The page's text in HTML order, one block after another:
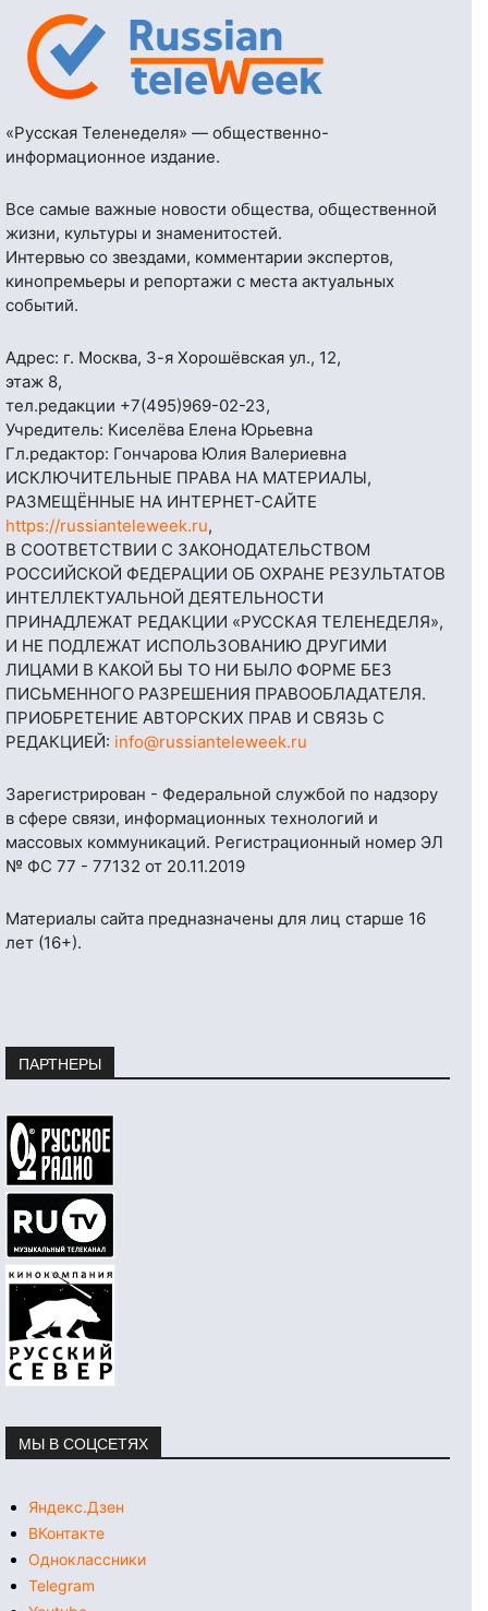
«Русская Теленеделя» — общественно-
информационное издание.
Все самые важные новости общества, общественной
жизни, культуры и знаменитостей.
Интервью со звездами, комментарии экспертов,
кинопремьеры и репортажи с места актуальных
событий.
Адрес: г. Москва, 3-я Хорошёвская ул., 12,
этаж 8,
тел.редакции +7(495)969-02-23,
Учредитель: Киселёва Елена Юрьевна
Гл.редактор: Гончарова Юлия Валериевна
ИСКЛЮЧИТЕЛЬНЫЕ ПРАВА НА МАТЕРИАЛЫ,
РАЗМЕЩЁННЫЕ НА ИНТЕРНЕТ-САЙТЕ
https://russianteleweek.ru,
В СООТВЕТСТВИИ С ЗАКОНОДАТЕЛЬСТВОМ
РОССИЙСКОЙ ФЕДЕРАЦИИ ОБ ОХРАНЕ РЕЗУЛЬТАТОВ
ИНТЕЛЛЕКТУАЛЬНОЙ ДЕЯТЕЛЬНОСТИ
ПРИНАДЛЕЖАТ РЕДАКЦИИ «РУССКАЯ ТЕЛЕНЕДЕЛЯ»,
И НЕ ПОДЛЕЖАТ ИСПОЛЬЗОВАНИЮ ДРУГИМИ
ЛИЦАМИ В КАКОЙ БЫ ТО НИ БЫЛО ФОРМЕ БЕЗ
ПИСЬМЕННОГО РАЗРЕШЕНИЯ ПРАВООБЛАДАТЕЛЯ.
ПРИОБРЕТЕНИЕ АВТОРСКИХ ПРАВ И СВЯЗЬ С
РЕДАКЦИЕЙ: info@russianteleweek.ru
Зарегистрирован - Федеральной службой по надзору
в сфере связи, информационных технологий и
массовых коммуникаций. Регистрационный номер ЭЛ
№ ФС 77 - 77132 от 20.11.2019
Материалы сайта предназначены для лиц старше 16
лет (16+).
ПАРТНЕРЫ
МЫ В СОЦСЕТЯХ
Яндекс.Дзен
ВКонтакте
Одноклассники
Telegram